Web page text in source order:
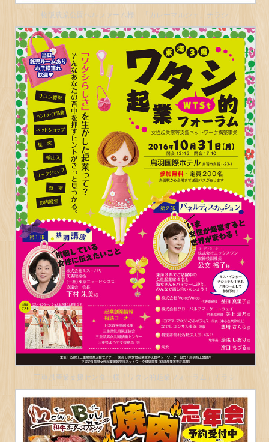
松阪農業公園ベルファーム様 「カレーマルシェ」チラシ
三重県産業支援センター様「ワタシ的起業フォーラム」チラシ